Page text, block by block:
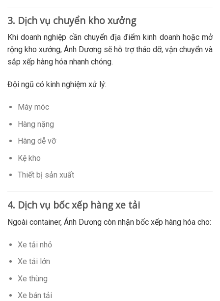
3. Dịch vụ chuyển kho xưởng
Khi doanh nghiệp cần chuyển địa điểm kinh doanh hoặc mở
rộng kho xưởng, Ánh Dương sẽ hỗ trợ tháo dỡ, vận chuyển và
sắp xếp hàng hóa nhanh chóng.
Đội ngũ có kinh nghiệm xử lý:
Máy móc
Hàng nặng
Hàng dễ vỡ
Kệ kho
Thiết bị sản xuất
4. Dịch vụ bốc xếp hàng xe tải
Ngoài container, Ánh Dương còn nhận bốc xếp hàng hóa cho:
Xe tải nhỏ
Xe tải lớn
Xe thùng
Xe bán tải